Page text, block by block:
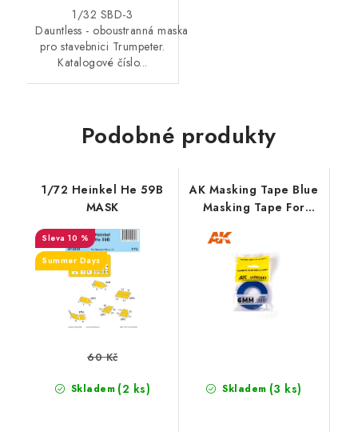
1/32 SBD-3
Dauntless - oboustranná maska
pro stavebnici Trumpeter.
Katalogové číslo...
Podobné produkty
1/72 Heinkel He 59B
MASK
10 %
Summer Days
Skladem (2 ks)
60 Kč
AK Masking Tape Blue
Masking Tape For
Skladem (3 ks)